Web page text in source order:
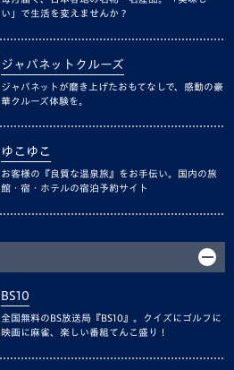
い」で生活を変えませんか？
ジャパネットクルーズ
ジャパネットが磨き上げたおもてなしで、感動の豪
華クルーズ体験を。
ゆこゆこ
お客様の『良質な温泉旅』をお手伝い。国内の旅
館・宿・ホテルの宿泊予約サイト
BS10
全国無料のBS放送局『BS10』。クイズにゴルフに
映画に麻雀、楽しい番組てんこ盛り！